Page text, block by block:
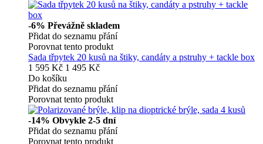
-6% Převážně skladem
Přidat do seznamu přání
Porovnat tento produkt
Sada třpytek 20 kusů na štiky, candáty a pstruhy + tackle box
1 595 Kč 1 495 Kč
Do košíku
Přidat do seznamu přání
Porovnat tento produkt
-14% Obvykle 2-5 dní
Přidat do seznamu přání
Porovnat tento produkt